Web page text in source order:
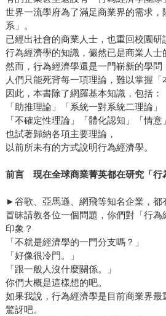
世界一流學府為了滿足商業界的需求
系」。
已經出社會的商業人士，也重回校園研
行為經濟學的知識，儼然已是商業人士
然而，行為經濟學還是一門嶄新的學問
人們只能死背每一項理論，難以掌握「
因此，本書除了網羅基本知識，包括：
「助推理論」「系統一對系統二理論」
「不確定性理論」「體化認知」「情
也試著歸納各項主要理論，
以前所未有的方式說明行為經濟學。
前言 現在全球商業菁英都在研究「行
►谷歌、亞馬遜、網飛等知名企業，都
冒昧請教各位一個問題，你們對「行
印象？
「不就是經濟學的一門分支嗎？」
「好像很冷門。」
「跟一般人沒什麼關係。」
你們大概是這樣想的吧。
如果我說，行為經濟學是目前商業界最
驚訝吧。